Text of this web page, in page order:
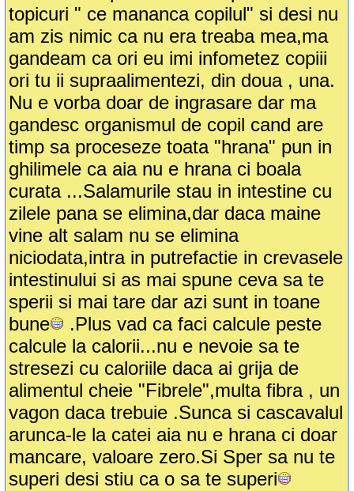
topicuri " ce mananca copilul" si desi nu
am zis nimic ca nu era treaba mea,ma
gandeam ca ori eu imi infometez copiii
ori tu ii supraalimentezi, din doua , una.
Nu e vorba doar de ingrasare dar ma
gandesc organismul de copil cand are
timp sa proceseze toata "hrana" pun in
ghilimele ca aia nu e hrana ci boala
curata ...Salamurile stau in intestine cu
zilele pana se elimina,dar daca maine
vine alt salam nu se elimina
niciodata,intra in putrefactie in crevasele
intestinului si as mai spune ceva sa te
sperii si mai tare dar azi sunt in toane
bune
.Plus vad ca faci calcule peste
calcule la calorii...nu e nevoie sa te
stresezi cu caloriile daca ai grija de
alimentul cheie "Fibrele",multa fibra , un
vagon daca trebuie .Sunca si cascavalul
arunca-le la catei aia nu e hrana ci doar
mancare, valoare zero.Si Sper sa nu te
superi desi stiu ca o sa te superi